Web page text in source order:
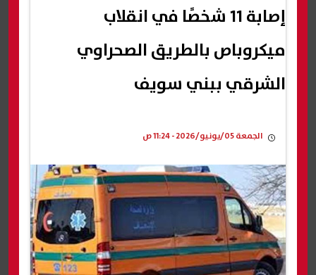
إصابة 11 شخصًا في انقلاب
ميكروباص بالطريق الصحراوي
الشرقي ببني سويف
الجمعة 05/يونيو/2026 - 11:24 ص